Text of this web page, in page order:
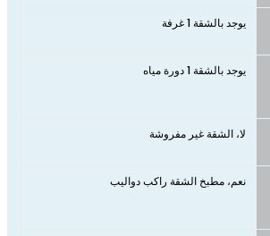
يوجد بالشقة 1 غرفة
يوجد بالشقة 1 دورة مياه
لا، الشقة غير مفروشة
نعم، مطبخ الشقة راكب دواليب